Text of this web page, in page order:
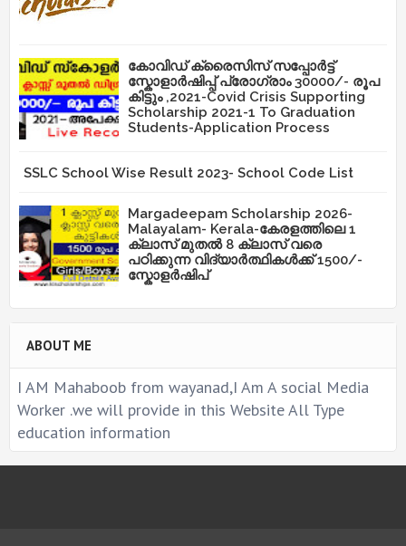
കോവിഡ് ക്രൈസിസ് സപ്പോർട്ട്
സ്കോളാർഷിപ്പ് പ്രോഗ്രാം 30000/- രൂപ
കിട്ടും ,2021-Covid Crisis Supporting
Scholarship 2021-1 To Graduation
Students-Application Process
SSLC School Wise Result 2023- School Code List
Margadeepam Scholarship 2026-
Malayalam- Kerala-കേരളത്തിലെ 1
ക്ലാസ് മുതൽ 8 ക്ലാസ് വരെ
പഠിക്കുന്ന വിദ്യാർത്ഥികൾക്ക് 1500/-
സ്കോളർഷിപ്
ABOUT ME
I AM Mahaboob from wayanad,I Am A social Media
Worker .we will provide in this Website All Type
education information